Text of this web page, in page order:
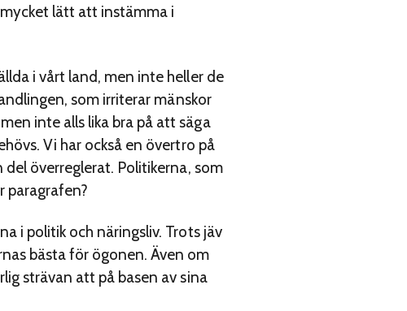
lätt att instämma i
i vårt land, men inte heller de
som irriterar mänskor
inte alls lika bra på att säga
Vi har också en övertro på
överreglerat. Politikerna, som
paragrafen?
i politik och näringsliv. Trots jäv
bästa för ögonen. Även om
strävan att på basen av sina